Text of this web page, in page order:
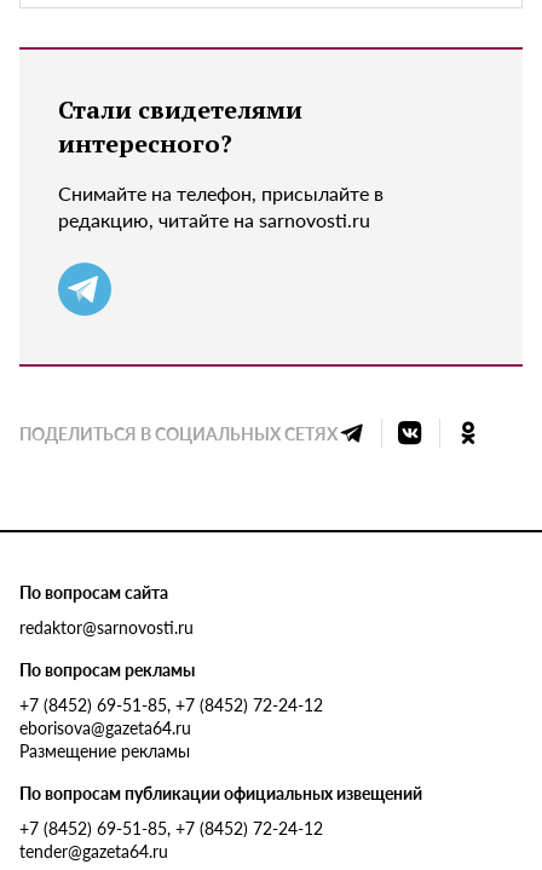
Стали свидетелями
интересного?
Снимайте на телефон, присылайте в
редакцию, читайте на sarnovosti.ru
ПОДЕЛИТЬСЯ В СОЦИАЛЬНЫХ СЕТЯХ
По вопросам сайта
redaktor@sarnovosti.ru
По вопросам рекламы
+7 (8452) 69-51-85, +7 (8452) 72-24-12
eborisova@gazeta64.ru
Размещение рекламы
По вопросам публикации официальных извещений
+7 (8452) 69-51-85, +7 (8452) 72-24-12
tender@gazeta64.ru